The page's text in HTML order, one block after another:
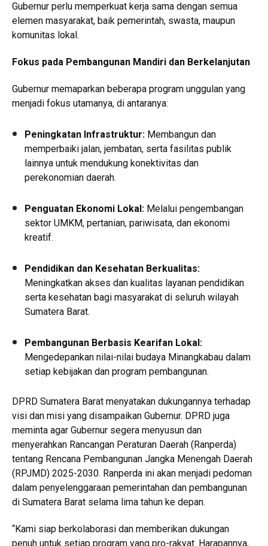
Gubernur perlu memperkuat kerja sama dengan semua
elemen masyarakat, baik pemerintah, swasta, maupun
komunitas lokal.
Fokus pada Pembangunan Mandiri dan Berkelanjutan
Gubernur memaparkan beberapa program unggulan yang
menjadi fokus utamanya, di antaranya:
Peningkatan Infrastruktur: Membangun dan
memperbaiki jalan, jembatan, serta fasilitas publik
lainnya untuk mendukung konektivitas dan
perekonomian daerah.
Penguatan Ekonomi Lokal: Melalui pengembangan
sektor UMKM, pertanian, pariwisata, dan ekonomi
kreatif.
Pendidikan dan Kesehatan Berkualitas:
Meningkatkan akses dan kualitas layanan pendidikan
serta kesehatan bagi masyarakat di seluruh wilayah
Sumatera Barat.
Pembangunan Berbasis Kearifan Lokal:
Mengedepankan nilai-nilai budaya Minangkabau dalam
setiap kebijakan dan program pembangunan.
DPRD Sumatera Barat menyatakan dukungannya terhadap
visi dan misi yang disampaikan Gubernur. DPRD juga
meminta agar Gubernur segera menyusun dan
menyerahkan Rancangan Peraturan Daerah (Ranperda)
tentang Rencana Pembangunan Jangka Menengah Daerah
(RPJMD) 2025-2030. Ranperda ini akan menjadi pedoman
dalam penyelenggaraan pemerintahan dan pembangunan
di Sumatera Barat selama lima tahun ke depan.
“Kami siap berkolaborasi dan memberikan dukungan
penuh untuk setiap program yang pro-rakyat. Harapannya,